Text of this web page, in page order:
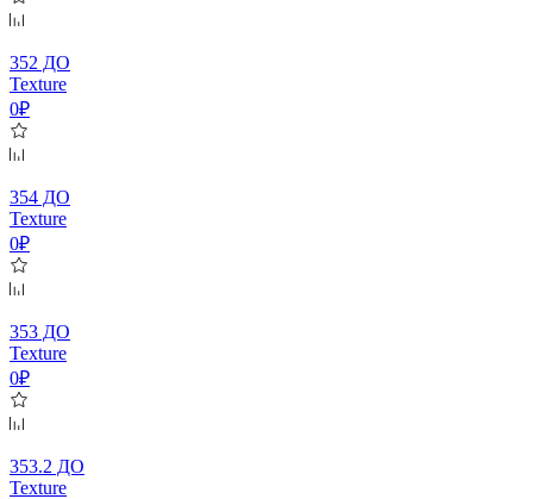
352 ДО
Texture
0₽
354 ДО
Texture
0₽
353 ДО
Texture
0₽
353.2 ДО
Texture